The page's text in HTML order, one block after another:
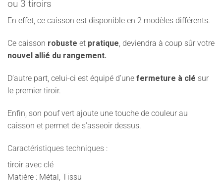
ou 3 tiroirs
En effet, ce caisson est disponible en 2 modèles différents.
Ce caisson robuste et pratique, deviendra à coup sûr votre
nouvel allié du rangement.
D’autre part, celui-ci est équipé d’une fermeture à clé sur
le premier tiroir.
Enfin, son pouf vert ajoute une touche de couleur au
caisson et permet de s’asseoir dessus.
Caractéristiques techniques :
tiroir avec clé
Matière : Métal, Tissu